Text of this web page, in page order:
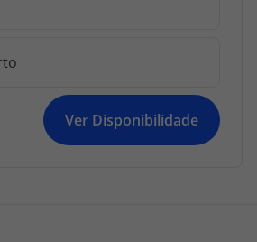
Ver Disponibilidade